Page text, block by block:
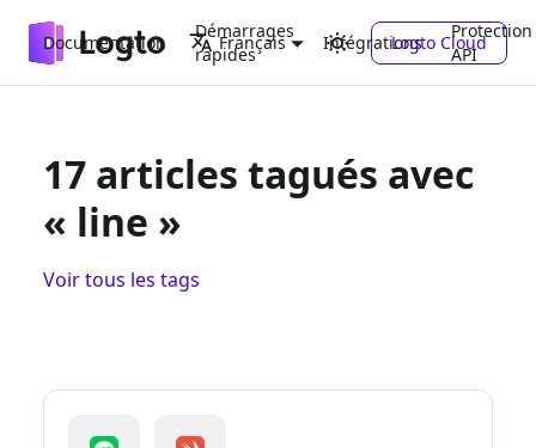
Documentation
Démarrages
rapides
Intégrations
Protection
API
Français Logto Cloud
17 articles tagués avec
« line »
Voir tous les tags